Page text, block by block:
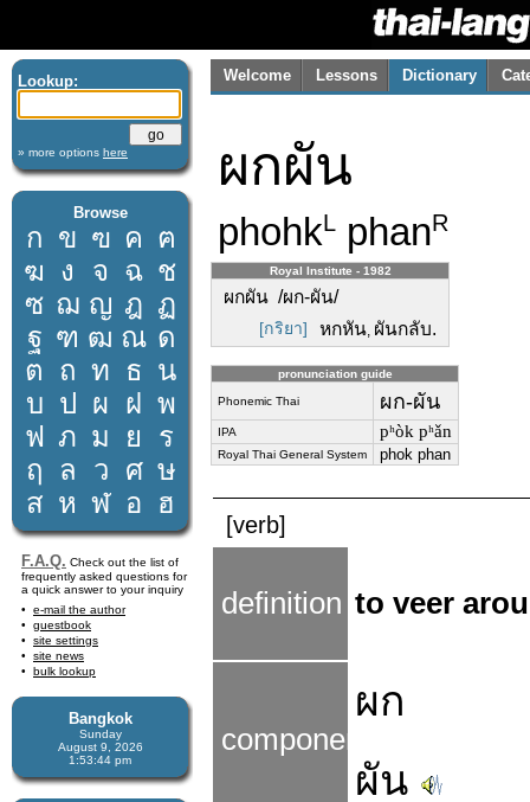
Lookup:
» more options here
Browse
ก ข ฃ ค ฅ
ฆ ง จ ฉ ช
ซ ฌ ญ ฎ ฏ
ฐ ฑ ฒ ณ ด
ต ถ ท ธ น
บ ป ผ ฝ พ
ฟ ภ ม ย
ร
ฤ
ล ว ศ ษ
ส ห ฬ อ ฮ
F.A.Q. Check out the list of
frequently asked questions for
a quick answer to your inquiry
e-mail the author
guestbook
site settings
site news
bulk lookup
Bangkok
Sunday
August 9, 2026
1:53:44 pm
Welcome Lessons Dictionary
ผกผัน
phohkL phanR
Royal Institute - 1982
ผกผัน /ผก-ผัน/
[กริยา] หกหัน, ผันกลับ.
pronunciation guide
Phonemic Thai ผก-ผัน
IPA pʰòk pʰǎn
Royal Thai General System phok phan
[verb]
definition to veer
components
ผก
ผัน